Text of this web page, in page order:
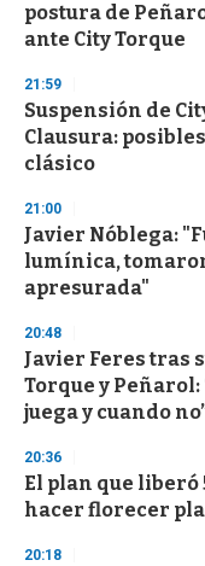
postura de
ante City Torque
21:59
Suspensión de
Clausura:
clásico
21:00
Javier Nóblega:
lumínica,
apresurada"
20:48
Javier Feres tras
Torque y Peñarol:
juega y cuando
20:36
El plan que
hacer florecer
20:18